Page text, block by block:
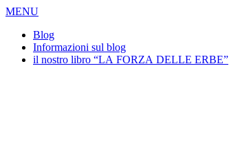
MENU
Blog
Informazioni sul blog
il nostro libro “LA FORZA DELLE ERBE”